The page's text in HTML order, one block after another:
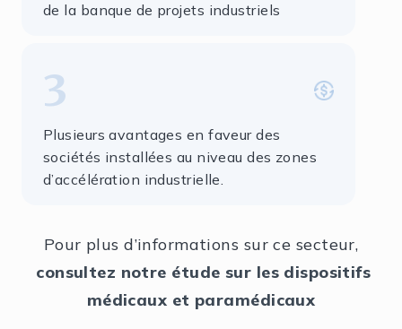
de la banque de projets industriels
3
Plusieurs avantages en faveur des
sociétés installées au niveau des zones
d’accélération industrielle.
Pour plus d’informations sur ce secteur,
consultez notre étude sur les dispositifs
médicaux et paramédicaux